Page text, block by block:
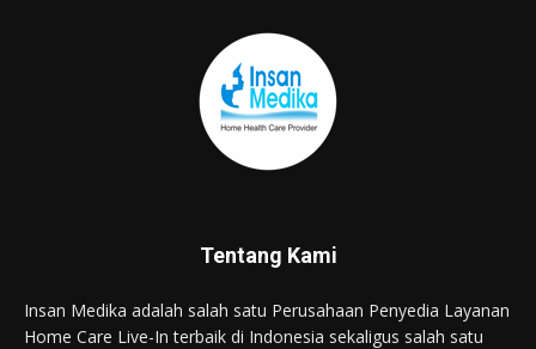
Tentang Kami
Insan Medika adalah salah satu Perusahaan Penyedia Layanan
Home Care Live-In terbaik di Indonesia sekaligus salah satu